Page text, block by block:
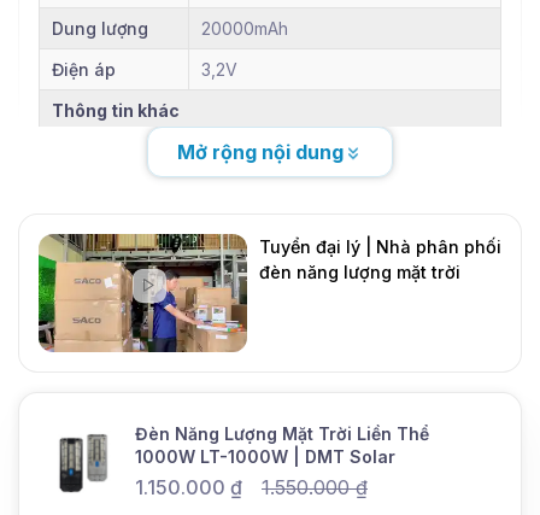
Dung lượng
20000mAh
Điện áp
3,2V
Thông tin khác
OEM
Thời gian sạc
4-6 giờ
Thời gian
sáng
8-12 giờ
Chức năng
Cảm biến ánh sáng, Remote điều
Dimming
Mở rộng nội dung
Tuyển đại lý | Nhà phân phối
đèn năng lượng mặt trời
Đèn Năng Lượng Mặt Trời Liền Thể
1000W LT-1000W | DMT Solar
1.150.000 ₫ 1.550.000₫